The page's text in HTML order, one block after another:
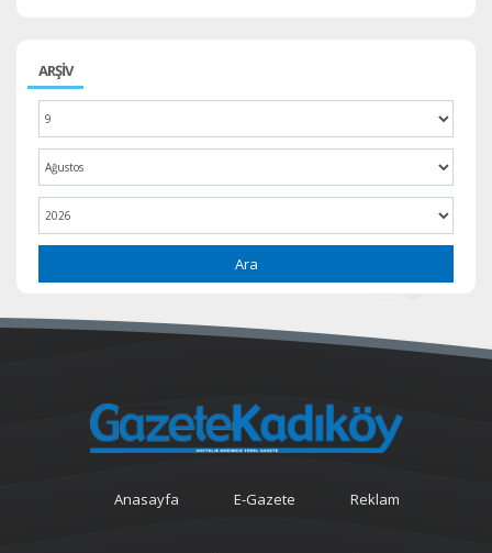
ARŞİV
Ara
Anasayfa E-Gazete Reklam